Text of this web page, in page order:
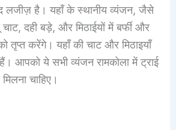
लजीज़ है। यहाँ के स्थानीय व्यंजन, जैसे
दही बड़े, और मिठाईयों में बर्फी और
करेंगे। यहाँ की चाट और मिठाइयाँ
आपको ये सभी व्यंजन रामकोला में ट्राई
चाहिए।